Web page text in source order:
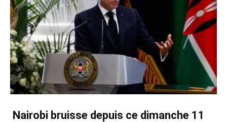
Nairobi bruisse depuis ce dimanche 11